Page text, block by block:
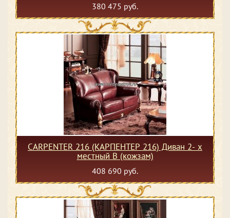
380 475 руб.
CARPENTER 216 (КАРПЕНТЕР 216) Диван 2- х
местный В (кожзам)
408 690 руб.